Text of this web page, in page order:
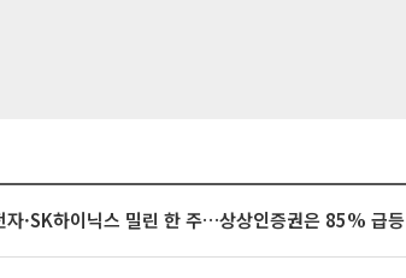
·SK하이닉스 밀린 한 주…상상인증권은 85% 급등